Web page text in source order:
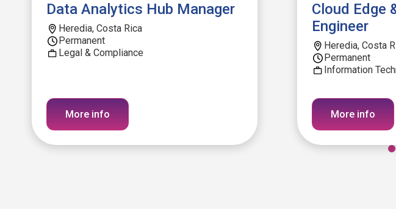
Data Analytics Hub Manager
Heredia, Costa Rica
Permanent
Legal & Compliance
More info
Cloud Edge
Engineer
Heredia, Costa
Permanent
Information
More info